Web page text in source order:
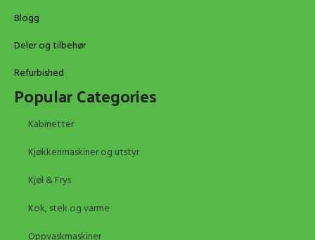
Blogg
Deler og tilbehør
Refurbished
Popular Categories
Kabinetter
Kjøkkenmaskiner og utstyr
Kjøl & Frys
Kok, stek og varme
Oppvaskmaskiner